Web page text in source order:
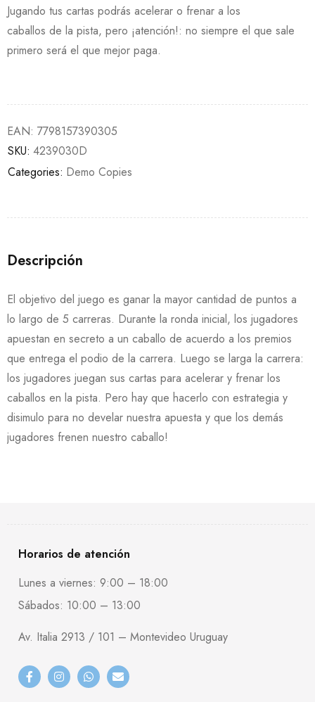
Jugando tus cartas podrás acelerar o frenar a los
caballos de la pista, pero ¡atención!: no siempre el que sale
primero será el que mejor paga.
EAN: 7798157390305
SKU: 4239030D
Categories: Demo Copies
Descripción
El objetivo del juego es ganar la mayor cantidad de puntos a
lo largo de 5 carreras. Durante la ronda inicial, los jugadores
apuestan en secreto a un caballo de acuerdo a los premios
que entrega el podio de la carrera. Luego se larga la carrera:
los jugadores juegan sus cartas para acelerar y frenar los
caballos en la pista. Pero hay que hacerlo con estrategia y
disimulo para no develar nuestra apuesta y que los demás
jugadores frenen nuestro caballo!
Horarios de atención
Lunes a viernes: 9:00 – 18:00
Sábados: 10:00 – 13:00
Av. Italia 2913 / 101 – Montevideo Uruguay